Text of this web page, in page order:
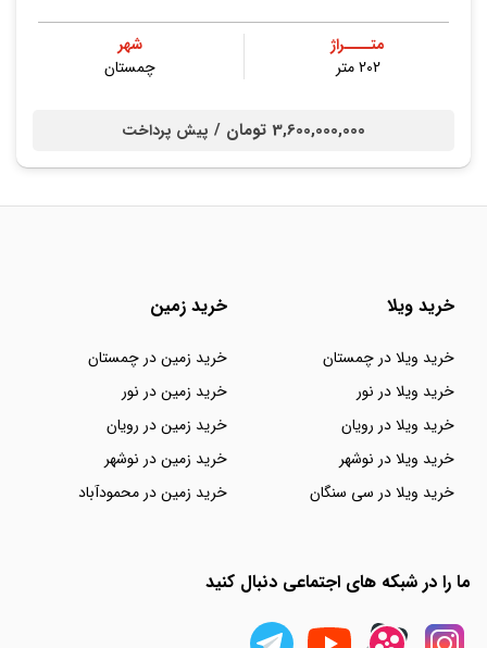
متــــراژ
202 متر
شهر
چمستان
3,600,000,000 تومان / پیش پرداخت
خرید ویلا
خرید ویلا در چمستان
خرید ویلا در نور
خرید ویلا در رویان
خرید ویلا در نوشهر
خرید ویلا در سی سنگان
خرید زمین
خرید زمین در چمستان
خرید زمین در نور
خرید زمین در رویان
خرید زمین در نوشهر
خرید زمین در محمودآباد
ما را در شبکه های اجتماعی دنبال کنید